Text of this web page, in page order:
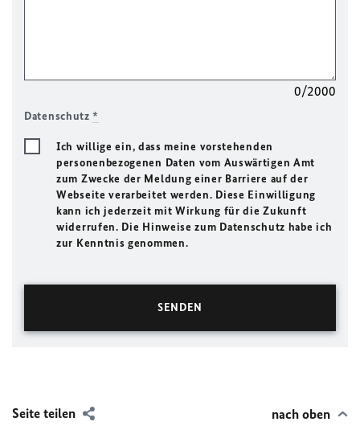
0/2000
Datenschutz*
Ich willige ein, dass meine vorstehenden
personenbezogenen Daten vom Auswärtigen Amt
zum Zwecke der Meldung einer Barriere auf der
Webseite verarbeitet werden. Diese Einwilligung
kann ich jederzeit mit Wirkung für die Zukunft
widerrufen. Die Hinweise zum Datenschutz habe ich
zur Kenntnis genommen.
Seite teilen nach oben